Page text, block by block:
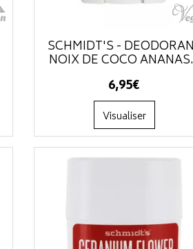
SCHMIDT'S -
NOIX DE COCO
6,95€
Visualiser